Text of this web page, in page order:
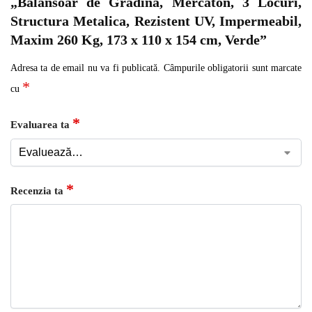
Structura Metalica, Rezistent UV, Impermeabil,
Maxim 260 Kg, 173 x 110 x 154 cm, Verde”
Adresa ta de email nu va fi publicată. Câmpurile obligatorii sunt marcate
cu *
Evaluarea ta *
Recenzia ta *